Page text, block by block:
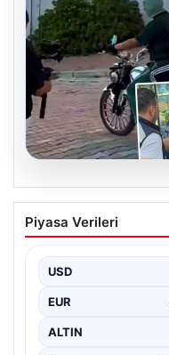
06.08.2026
Rapçi Keskin’in
Nedeniyle
rapçi Yüşa Keskin,
Piyasa Verileri
USD
EUR
ALTIN